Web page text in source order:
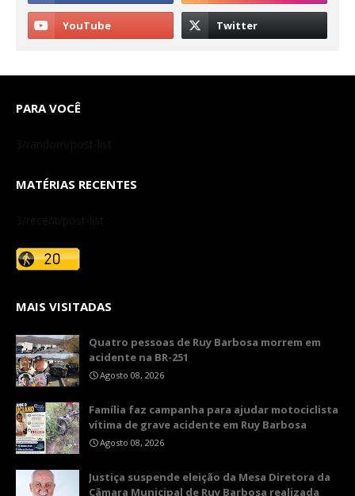
PARA VOCÊ
3/random/post-list
MATÉRIAS RECENTES
3/recent/post-list
MAIS VISITADAS
Quatro pessoas de Ruy Barbosa morrem em
acidente na BR-251
Agosto 08, 2026
​Família faz campanha para ajudar motociclista
vítima de grave acidente em Ruy Barbosa
Agosto 08, 2026
​Justiça suspende eleição da Mesa Diretora da
Câmara Municipal de Ruy Barbosa realizada